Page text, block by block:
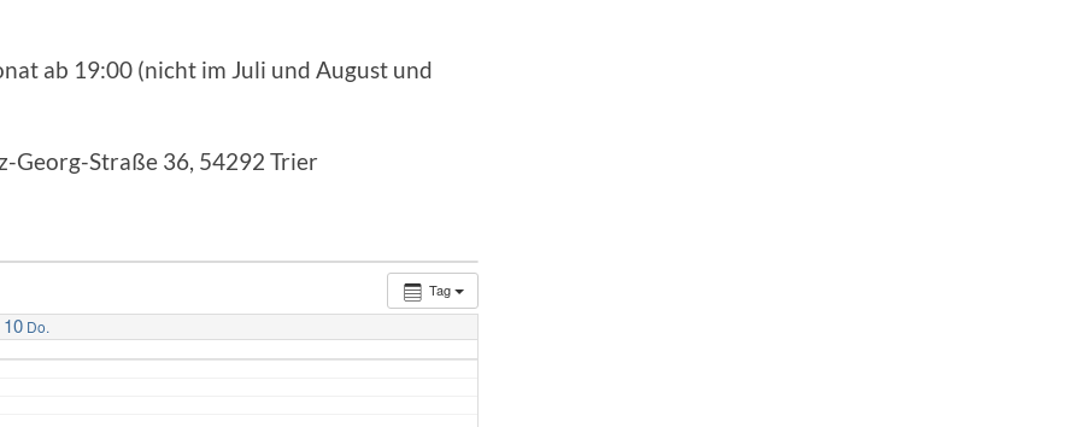
ab 19:00 (nicht im Juli und August und
Georg-Straße 36, 54292 Trier
Tag
10 Do.